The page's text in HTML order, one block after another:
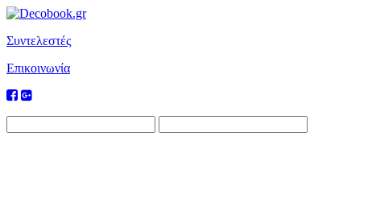
Συντελεστές
Επικοινωνία